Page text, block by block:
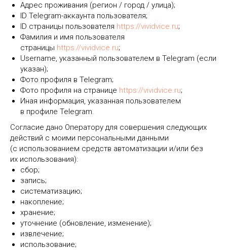
Адрес проживания (регион / город / улица);
ID Telegram-аккаунта пользователя;
ID страницы пользователя https://vividvice.ru;
Фамилия и имя пользователя
страницы https://vividvice.ru;
Username, указанный пользователем в Telegram (если
указан);
Фото профиля в Telegram;
Фото профиля на странице https://vividvice.ru;
Иная информация, указанная пользователем
в профиле Telegram.
Согласие дано Оператору для совершения следующих
действий с моими персональными данными
(с использованием средств автоматизации и/или без
их использования):
сбор;
запись;
систематизацию;
накопление;
хранение;
уточнение (обновление, изменение);
извлечение;
использование;